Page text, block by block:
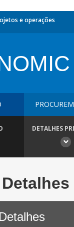
e operações
DETALHES